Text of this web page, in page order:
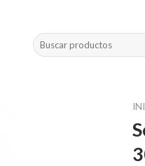
Buscar
por: